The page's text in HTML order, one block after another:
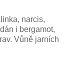
narcis,
i bergamot,
Vůně jarních